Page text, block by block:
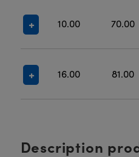
10.00 70.00
16.00 81.00
Description